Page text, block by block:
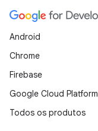
Android
Chrome
Firebase
Google Cloud Platform
Todos os produtos